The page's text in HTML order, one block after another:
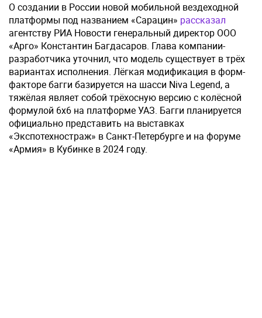
О создании в России новой мобильной вездеходной
платформы под названием «Сарацин» рассказал
агентству РИА Новости генеральный директор ООО
«Арго» Константин Багдасаров. Глава компании-
разработчика уточнил, что модель существует в трёх
вариантах исполнения. Лёгкая модификация в форм-
факторе багги базируется на шасси Niva Legend, а
тяжёлая являет собой трёхосную версию с колёсной
формулой 6х6 на платформе УАЗ. Багги планируется
официально представить на выставках
«Экспотехностраж» в Санкт-Петербурге и на форуме
«Армия» в Кубинке в 2024 году.